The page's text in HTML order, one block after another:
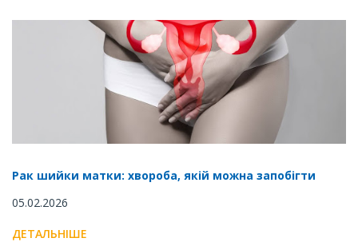
Рак шийки матки: хвороба, якій можна запобігти
05.02.2026
ДЕТАЛЬНІШЕ